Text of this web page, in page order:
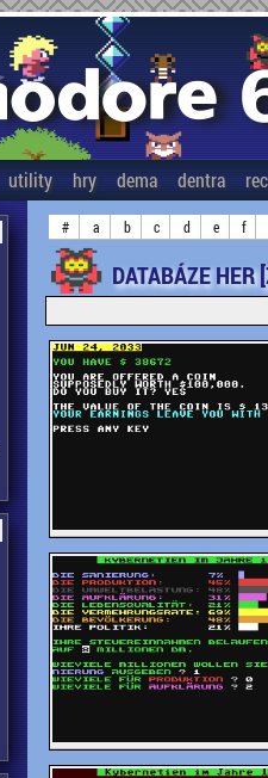
utility hry dema dentra
# a b c d e f
DATABÁZE